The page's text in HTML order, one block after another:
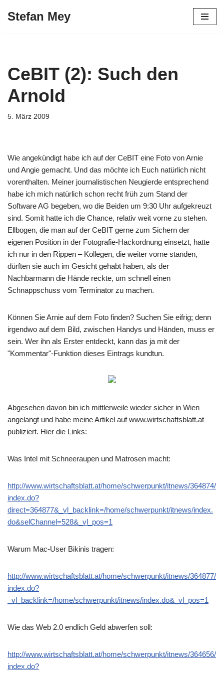
Stefan Mey
CeBIT (2): Such den
Arnold
5. März 2009
Wie angekündigt habe ich auf der CeBIT eine Foto von Arnie
und Angie gemacht. Und das möchte ich Euch natürlich nicht
vorenthalten. Meiner journalistischen Neugierde entsprechend
habe ich mich natürlich schon recht früh zum Stand der
Software AG begeben, wo die Beiden um 9:30 Uhr aufgekreuzt
sind. Somit hatte ich die Chance, relativ weit vorne zu stehen.
Ellbogen, die man auf der CeBIT gerne zum Sichern der
eigenen Position in der Fotografie-Hackordnung einsetzt, hatte
ich nur in den Rippen – Kollegen, die weiter vorne standen,
dürften sie auch im Gesicht gehabt haben, als der
Nachbarmann die Hände reckte, um schnell einen
Schnappschuss vom Terminator zu machen.
Können Sie Arnie auf dem Foto finden? Suchen Sie eifrig; denn
irgendwo auf dem Bild, zwischen Handys und Händen, muss er
sein. Wer ihn als Erster entdeckt, kann das ja mit der
"Kommentar"-Funktion dieses Eintrags kundtun.
Abgesehen davon bin ich mittlerweile wieder sicher in Wien
angelangt und habe meine Artikel auf www.wirtschaftsblatt.at
publiziert. Hier die Links:
Was Intel mit Schneeraupen und Matrosen macht:
http://www.wirtschaftsblatt.at/home/schwerpunkt/itnews/364874/
index.do?
direct=364877&_vl_backlink=/home/schwerpunkt/itnews/index.
do&selChannel=528&_vl_pos=1
Warum Mac-User Bikinis tragen:
http://www.wirtschaftsblatt.at/home/schwerpunkt/itnews/364877/
index.do?
_vl_backlink=/home/schwerpunkt/itnews/index.do&_vl_pos=1
Wie das Web 2.0 endlich Geld abwerfen soll:
http://www.wirtschaftsblatt.at/home/schwerpunkt/itnews/364656/
index.do?